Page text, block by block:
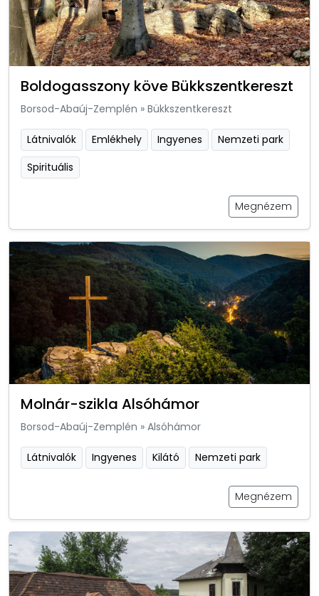
Boldogasszony köve Bükkszentkereszt
Borsod-Abaúj-Zemplén » Bükkszentkereszt
Látnivalók Emlékhely Ingyenes
Nemzeti park
Spirituális
Megnézem
Molnár-szikla Alsóhámor
Borsod-Abaúj-Zemplén » Alsóhámor
Látnivalók Ingyenes Kilátó Nemzeti park
Megnézem